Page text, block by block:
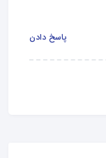
پاسخ دادن